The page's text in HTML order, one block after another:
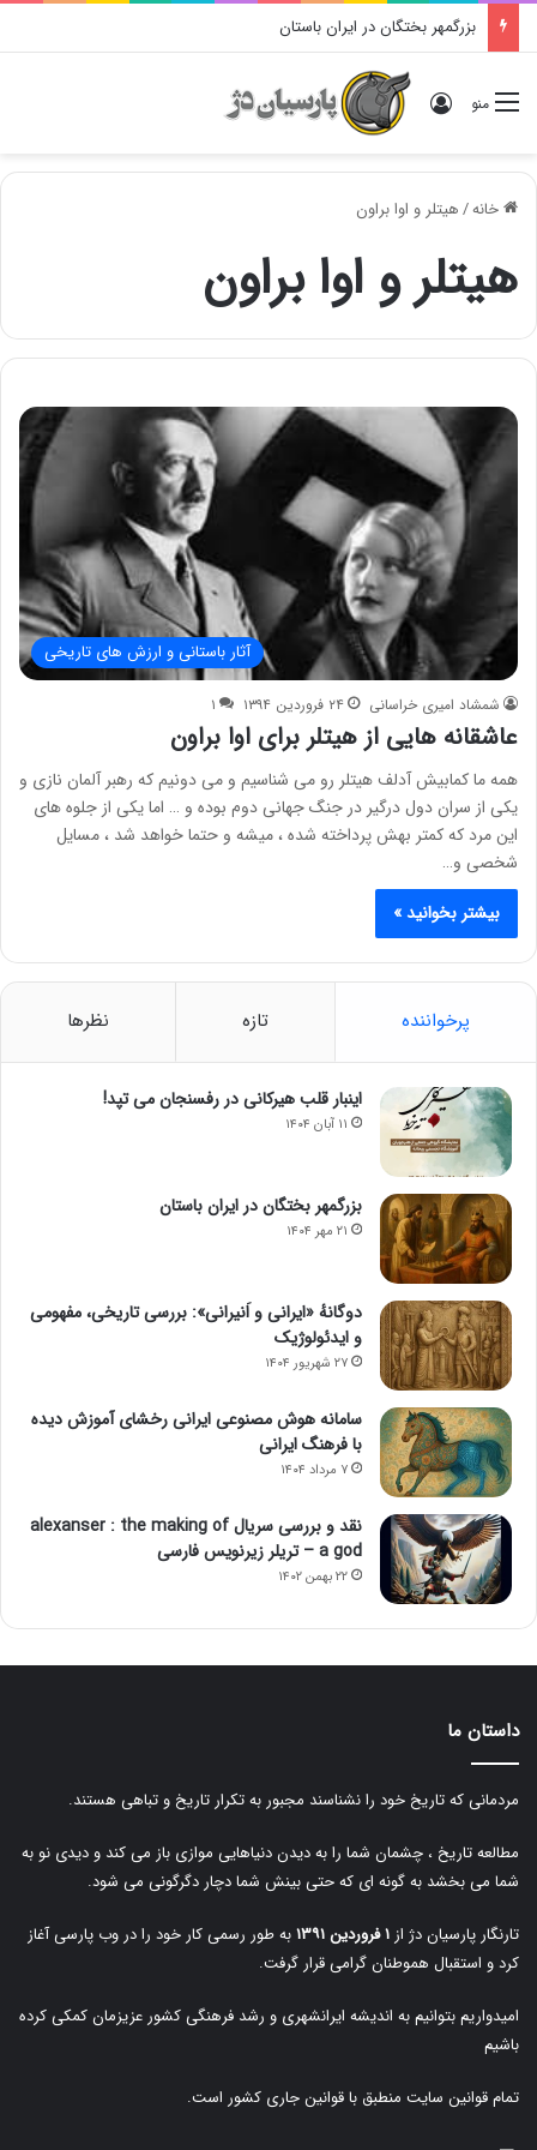
بزرگمهر بختگان در ایران باستان
منو ورود
خانه/هیتلر و اوا براون
هیتلر و اوا براون
آثار باستانی و ارزش های تاریخی
شمشاد امیری خراسانی ۲۴ فروردین ۱۳۹۴ ۱
عاشقانه هایی از هیتلر برای اوا براون
همه ما کمابیش آدلف هیتلر رو می شناسیم و می دونیم که رهبر آلمان نازی و
یکی از سران دول درگیر در جنگ جهانی دوم بوده و … اما یکی از جلوه های
این مرد که کمتر بهش پرداخته شده ، میشه و حتما خواهد شد ، مسایل
شخصی و…
بیشتر بخوانید »
پرخواننده تازه نظرها
اینبار قلب هیرکانی در رفسنجان می تپد!
۱۱ آبان ۱۴۰۴
بزرگمهر بختگان در ایران باستان
۲۱ مهر ۱۴۰۴
دوگانهٔ «ایرانی و اَنیرانی»: بررسی تاریخی، مفهومی
و ایدئولوژیک
۲۷ شهریور ۱۴۰۴
سامانه هوش مصنوعی ایرانی رخشای آموزش دیده
با فرهنگ ایرانی
۷ مرداد ۱۴۰۴
نقد و بررسی سریال alexanser : the making of
a god – تریلر زیرنویس فارسی
۲۲ بهمن ۱۴۰۲
داستان ما
مردمانی که تاریخ خود را نشناسند مجبور به تکرار تاریخ و تباهی هستند.
مطالعه تاریخ ، چشمان شما را به دیدن دنیاهایی موازی باز می کند و دیدی نو به
شما می بخشد به گونه ای که حتی بینش شما دچار دگرگونی می شود.
تارنگار پارسیان دژ از۱ فروردین ۱۳۹۱
به طور رسمی کار خود را در وب پارسی آغاز
کرد و استقبال هموطنان گرامی قرار گرفت.
امیدواریم بتوانیم به اندیشه ایرانشهری و رشد فرهنگی کشور عزیزمان کمکی کرده
باشیم
تمام قوانین سایت منطبق با قوانین جاری کشور است.